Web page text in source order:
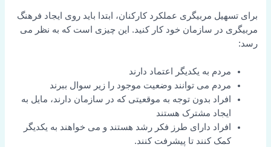
برای تسهیل مربیگری عملکرد کارکنان، ابتدا باید روی ایجاد فرهنگ
مربیگری در سازمان خود کار کنید. این چیزی است که به نظر می
رسد:
مردم به یکدیگر اعتماد دارند
مردم می توانند وضعیت موجود را زیر سوال ببرند
افراد بدون توجه به موقعیتی که در سازمان دارند، مایل به
ایجاد مشترک هستند
افراد دارای طرز فکر رشد هستند و می خواهند به یکدیگر
کمک کنند تا پیشرفت کنند.